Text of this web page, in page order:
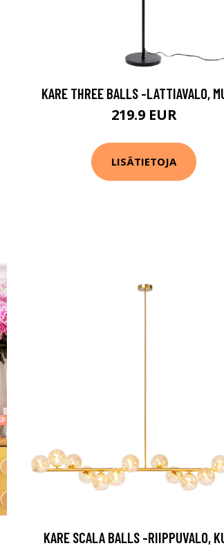
KARE THREE BALLS -LATTIAVALO,
219.9 EUR
LISÄTIETOJA
KARE SCALA BALLS -RIIPPUVALO,